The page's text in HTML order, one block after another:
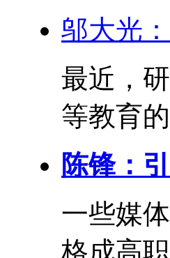
邬大光
最近，
等教育
陈锋：
一些媒
格成高